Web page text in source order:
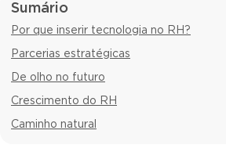
Sumário
Por que inserir tecnologia no RH?
Parcerias estratégicas
De olho no futuro
Crescimento do RH
Caminho natural